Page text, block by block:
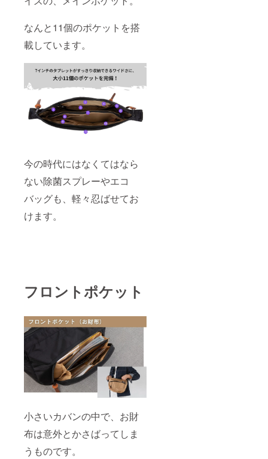
なんと11個のポケットを搭
載しています。
今の時代にはなくてはなら
ない除菌スプレーやエコ
バッグも、軽々忍ばせてお
けます。
フロントポケット
小さいカバンの中で、お財
布は意外とかさばってしま
うものです。